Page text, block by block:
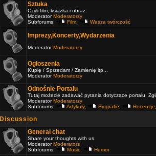
Sztuka
Czyli film, książka i obraz.
ModeratorModeratorzy
Subforums:
Film Wasza twórczość
Imprezy,Koncerty,Wydarzenia
ModeratorModeratorzy
Ogłoszenia
Kupię / Sprzedam / Zamienię itp...
ModeratorModeratorzy
Odnośnie Portalu
Tutaj możecie zadawać pytania dotyczące portalu.
ModeratorModeratorzy
Subforums:
Artykuły, Biografie Recenzje
Discussion
General chat
Share your thoughts with us
ModeratorModerators
Subforums:
Music Humor